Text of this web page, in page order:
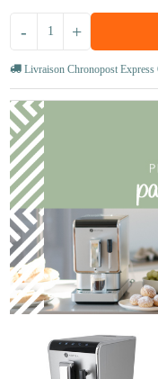
+
-
Livraison Chronopost Express